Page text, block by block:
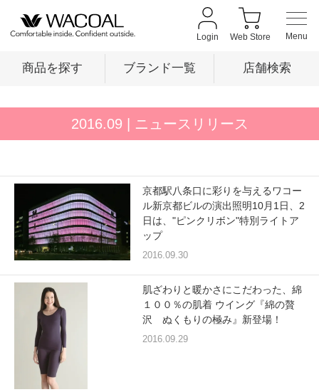
Login Web Store
商品を探す ブランド一覧 店舗検索
商品を探す
店舗検索
重要なお知らせ
お知らせ
2016.09 | ニュースリリース
京都駅八条口に彩りを与えるワコー
ル新京都ビルの演出照明10月1日、2
日は、"ピンクリボン"特別ライトア
ップ
2016.09.30
肌ざわりと暖かさにこだわった、綿
１００％の肌着 ウイング『綿の贅
沢 ぬくもりの極み』新登場！
2016.09.29